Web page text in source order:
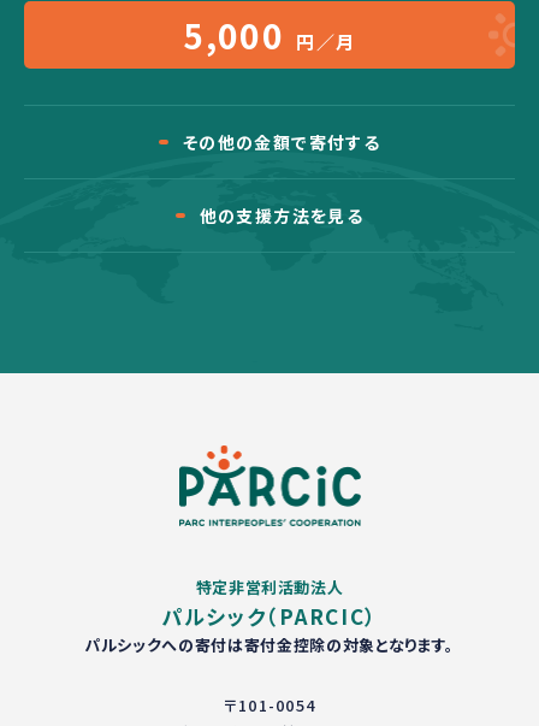
5,000 円／月
その他の金額で寄付する
他の支援方法を見る
特定非営利活動法人
パルシック（PARCIC）
パルシックへの寄付は寄付金控除の対象となります。
〒101-0054